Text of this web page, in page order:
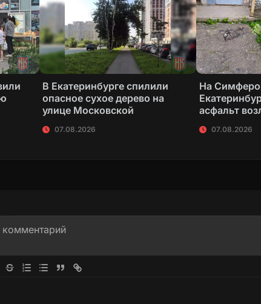
В Екатеринбурге спилили
опасное сухое дерево на
улице Московской
07.08.2026
На
асфальт
07.08.2026